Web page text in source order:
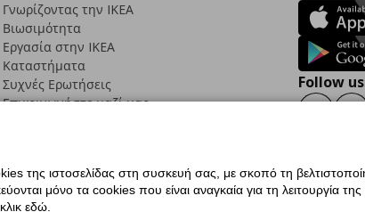
Γνωρίζοντας την IKEA
Βιωσιμότητα
Εργασία στην IKEA
Καταστήματα
Συχνές Ερωτήσεις
Επικοινωνήστε μαζί μας
Follow
Γενική Πολιτική Προσωπικών
της ιστοσελίδας στη συσκευή σας, με σκοπό τη
μόνο τα cookies που είναι αναγκαία για τη λειτουργία της
εδώ.